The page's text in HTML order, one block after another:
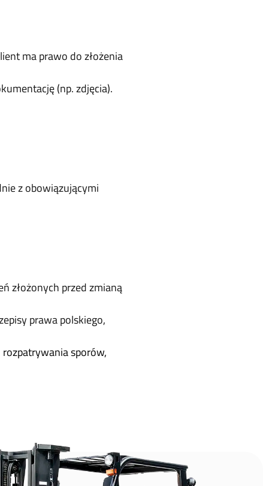
ma prawo do złożenia
(np. zdjęcia).
z obowiązującymi
złożonych przed zmianą
prawa polskiego,
sporów,